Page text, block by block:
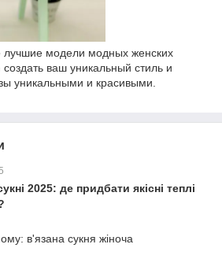
модели модных женских
ваш уникальный стиль и
уникальными и красивыми.
2025: де придбати якісні теплі
в'язана сукня жіноча